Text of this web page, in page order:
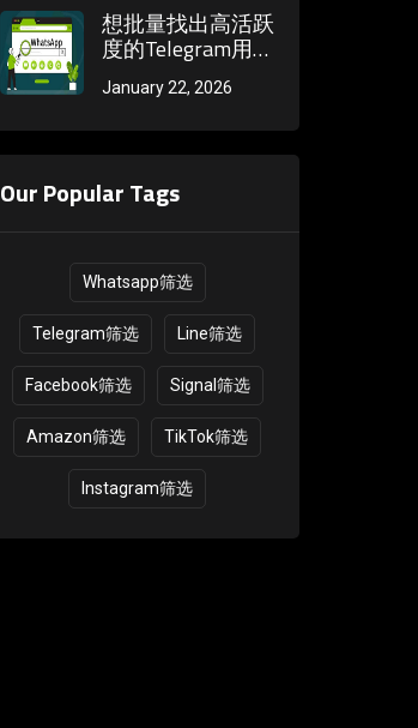
想批量找出高活跃
度的Telegram用
户？筛选器可以帮
你用这几个指标轻
松做到
January 22, 2026
Our Popular Tags
Whatsapp筛选
Telegram筛选 Line筛选
Facebook筛选 Signal筛选
Amazon筛选 TikTok筛选
Instagram筛选